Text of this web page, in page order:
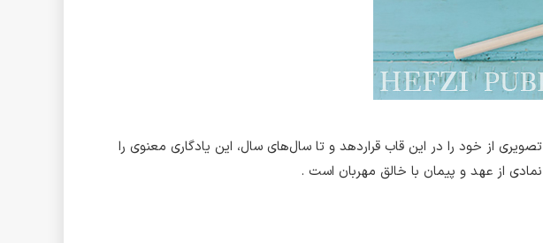
از خود را در این قاب قراردهد و تا سال‌های سال، این یادگاری معنوی را
از عهد و پیمان با خالق مهربان است .